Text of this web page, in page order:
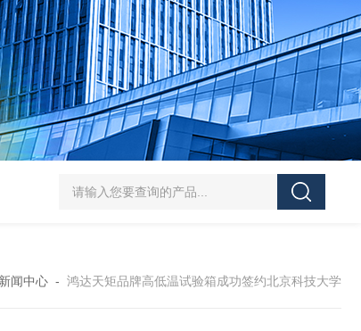
800砂尘试验机厂家 HT/GDSJ-80天津小型高低温交变湿热试验
新闻中心 - 鸿达天矩品牌高低温试验箱成功签约北京科技大学